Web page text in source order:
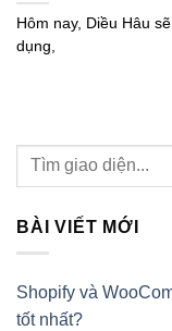
Hôm nay, Diều Hâu
dụng,
BÀI VIẾT MỚI
Shopify và
tốt nhất?